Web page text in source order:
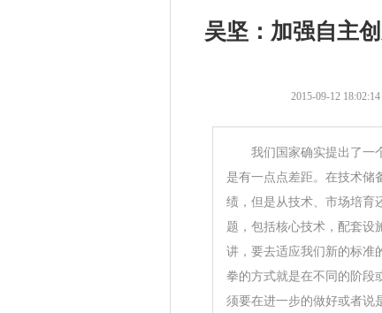
吴坚：加强自主
2015-09-12 18:02:14
我们国家确实提出了一个
是有一点点差距。在技术储
绩，但是从技术、市场培育
题，包括核心技术，配套设
讲，要去适应我们新的标准
拳的方式就是在不同的阶段
须要在进一步的做好或者说